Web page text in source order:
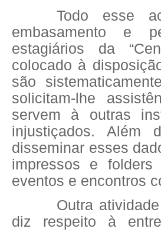
Todo esse
embasamento e
estagiários da
colocado à
são
solicitam-lhe
servem à outras
injustiçados.
disseminar esses
impressos e folders
eventos e encontros
Outra
diz respeito à